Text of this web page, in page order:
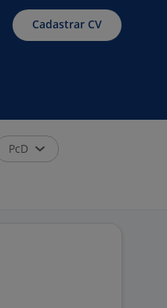
Cadastrar CV
PcD